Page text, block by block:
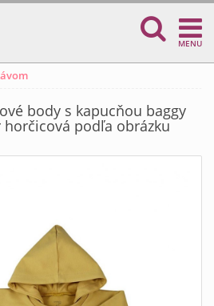
MENU
body s kapucňou baggy
horčicová podľa obrázku